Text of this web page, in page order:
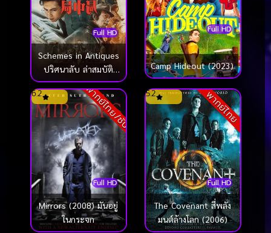
Full HD
Schemes in Antiques
ปริศนาลับ ล่าสมบัติ
สาบสูญ (2021)
Full HD
Camp Hideout (2023)
พากย์ไทย/ซับ
Full HD
6.2
Mirrors (2008) มันอยู่
ในกระจก
พากย์ไทย
Full HD
5.2
The Covenant สี่พลัง
มนต์ล้างโลก (2006)